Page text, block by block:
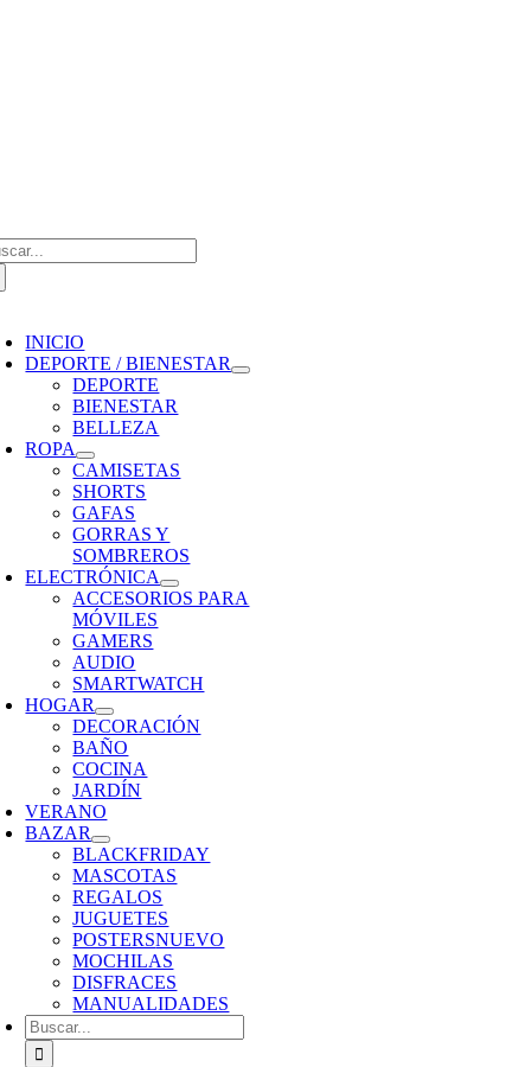
INICIO
DEPORTE / BIENESTAR
DEPORTE
BIENESTAR
BELLEZA
ROPA
CAMISETAS
SHORTS
GAFAS
GORRAS Y
SOMBREROS
ELECTRÓNICA
ACCESORIOS PARA
MÓVILES
GAMERS
AUDIO
SMARTWATCH
HOGAR
DECORACIÓN
BAÑO
COCINA
JARDÍN
VERANO
BAZAR
BLACKFRIDAY
MASCOTAS
REGALOS
JUGUETES
POSTERSNUEVO
MOCHILAS
DISFRACES
MANUALIDADES
Buscar: